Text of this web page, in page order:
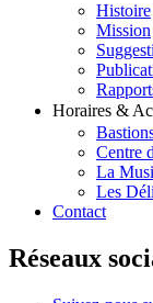
Histoire
Mission
Horaires &
Centre
La
Les
Contact
Réseaux